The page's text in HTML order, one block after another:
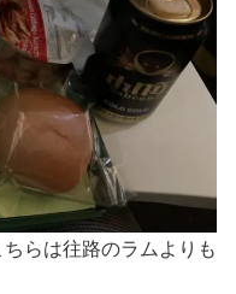
らは往路のラムよりも